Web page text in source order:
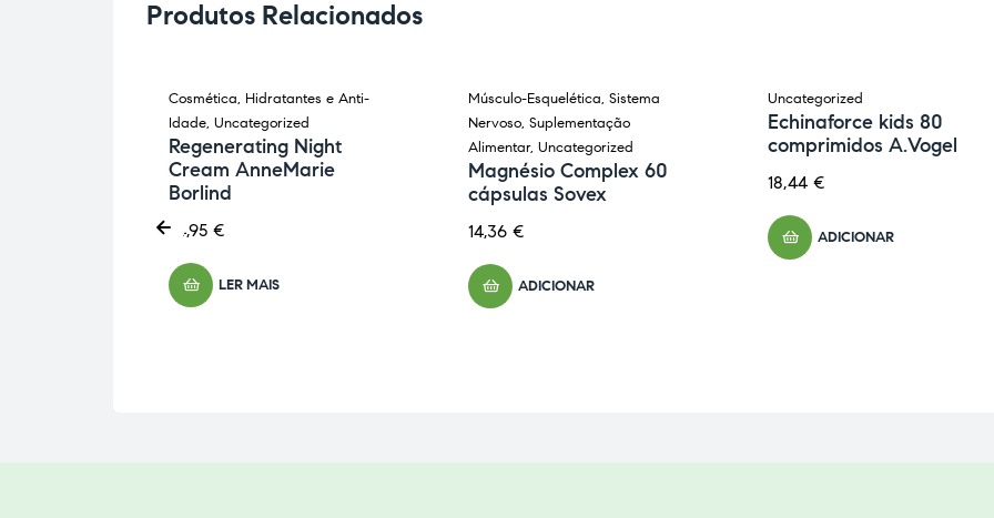
Produtos Relacionados
ESGOTADO
Cosmética, Hidratantes e Anti-
Idade, Uncategorized
Regenerating Night
Cream AnneMarie
Borlind
74,95 €
LER MAIS
Músculo-Esquelética, Sistema
Nervoso, Suplementação
Alimentar, Uncategorized
Magnésio Complex 60
cápsulas Sovex
14,36 €
ADICIONAR
Uncategorized
Echinaforce kids 80
comprimidos A.Vogel
18,44 €
ADICIONAR